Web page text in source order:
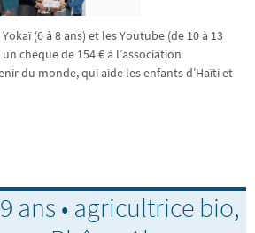
(6 à 8 ans) et les Youtube (de 10 à 13
chèque de 154 € à l’association
du monde, qui aide les enfants d’Haïti et
ans • agricultrice bio,